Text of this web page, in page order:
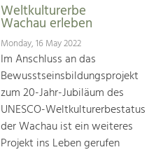
Weltkulturerbe
Wachau erleben
Monday, 16 May 2022
Im Anschluss an das
Bewusstseinsbildungsprojekt
zum 20-Jahr-Jubiläum des
UNESCO-Weltkulturerbestatus
der Wachau ist ein weiteres
Projekt ins Leben gerufen